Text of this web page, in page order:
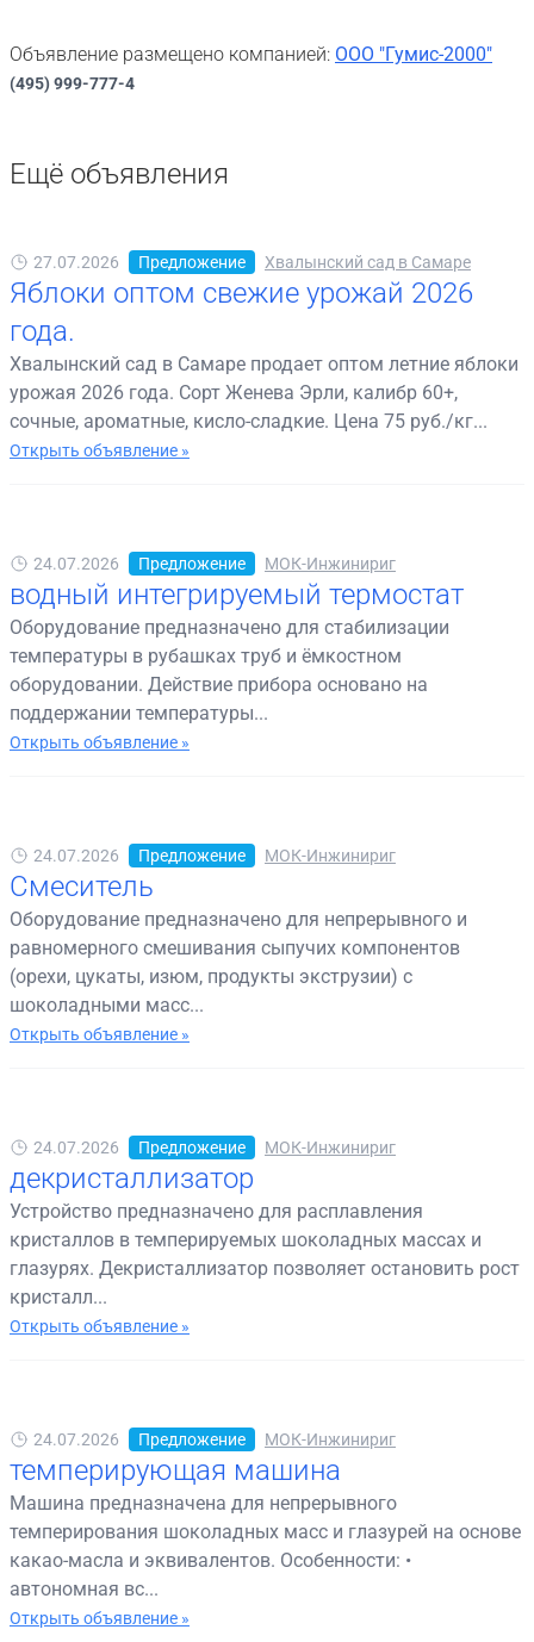
Объявление размещено компанией: ООО "Гумис-2000"
(495) 999-777-4
Ещё объявления
27.07.2026 Предложение Хвалынский сад в Самаре
Яблоки оптом свежие урожай 2026
года.
Хвалынский сад в Самаре продает оптом летние яблоки
урожая 2026 года. Сорт Женева Эрли, калибр 60+,
сочные, ароматные, кисло-сладкие. Цена 75 руб./кг...
Открыть объявление »
24.07.2026 Предложение МОК-Инжинириг
водный интегрируемый термостат
Оборудование предназначено для стабилизации
температуры в рубашках труб и ёмкостном
оборудовании. Действие прибора основано на
поддержании температуры...
Открыть объявление »
24.07.2026 Предложение МОК-Инжинириг
Смеситель
Оборудование предназначено для непрерывного и
равномерного смешивания сыпучих компонентов
(орехи, цукаты, изюм, продукты экструзии) с
шоколадными масс...
Открыть объявление »
24.07.2026 Предложение МОК-Инжинириг
декристаллизатор
Устройство предназначено для расплавления
кристаллов в темперируемых шоколадных массах и
глазурях. Декристаллизатор позволяет остановить рост
кристалл...
Открыть объявление »
24.07.2026 Предложение МОК-Инжинириг
темперирующая машина
Машина предназначена для непрерывного
темперирования шоколадных масс и глазурей на основе
какао-масла и эквивалентов. Особенности: •
автономная вс...
Открыть объявление »